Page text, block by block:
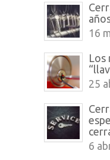
16
Los
25
6